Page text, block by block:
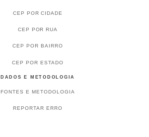
CEP POR CIDADE
CEP POR RUA
CEP POR BAIRRO
CEP POR ESTADO
DADOS E METODOLOGIA
FONTES E METODOLOGIA
REPORTAR ERRO